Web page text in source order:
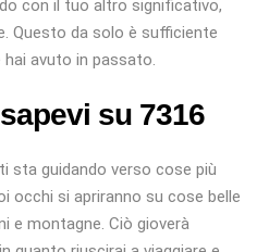
con il tuo altro significativo,
Questo da solo è sufficiente
hai avuto in passato.
su 7316
sta guidando verso cose più
occhi si apriranno su cose belle
e montagne. Ciò gioverà